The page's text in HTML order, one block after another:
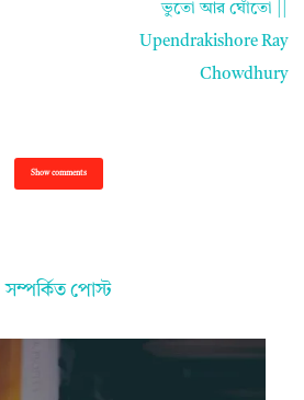
ভুতো আর ঘোঁতো ||
Upendrakishore Ray
Chowdhury
Show comments
সম্পর্কিত পোস্ট